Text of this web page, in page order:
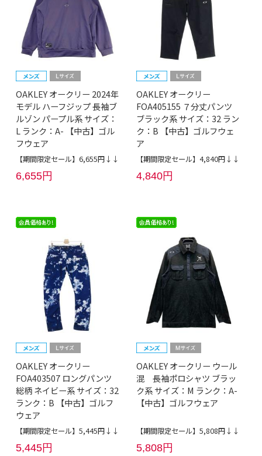
OAKLEY オークリー 2024年
モデル ハーフジップ 長袖ブ
ルゾン パープル系 サイズ：
L ランク：A- 【中古】ゴル
フウェア
【期間限定セール】6,655円↓↓
6,655円
OAKLEY オークリー
FOA405155 ７分丈パンツ
ブラック系 サイズ：32 ラン
ク：B 【中古】ゴルフウェ
ア
【期間限定セール】4,840円↓↓
4,840円
OAKLEY オークリー
FOA403507 ロングパンツ
総柄 ネイビー系 サイズ：32
ランク：B 【中古】ゴルフ
ウェア
【期間限定セール】5,445円↓↓
5,445円
OAKLEY オークリー ウール
混 長袖ポロシャツ ブラッ
ク系 サイズ：M ランク：A-
【中古】ゴルフウェア
【期間限定セール】5,808円↓↓
5,808円